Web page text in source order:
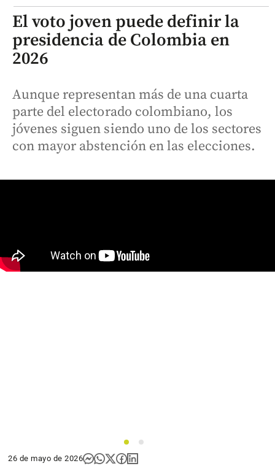
El voto joven puede definir la
presidencia de Colombia en
2026
Aunque representan más de una cuarta
parte del electorado colombiano, los
jóvenes siguen siendo uno de los sectores
con mayor abstención en las elecciones.
1
2
26 de mayo de 2026